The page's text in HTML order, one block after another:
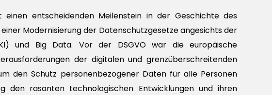
entscheidenden Meilenstein in der Geschichte des
Modernisierung der Datenschutzgesetze angesichts der
und Big Data. Vor der DSGVO war die europäische
der digitalen und grenzüberschreitenden
den Schutz personenbezogener Daten für alle Personen
den rasanten technologischen Entwicklungen und ihren